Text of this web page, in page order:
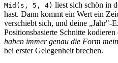
Mid(s, 5, 4) liest sich schön in
hast. Dann kommt ein Wert ein
verschiebt sich, und deine „Jahr"-
Positionsbasierte Schnitte
haben immer genau die Form
bei erster Gelegenheit brechen.